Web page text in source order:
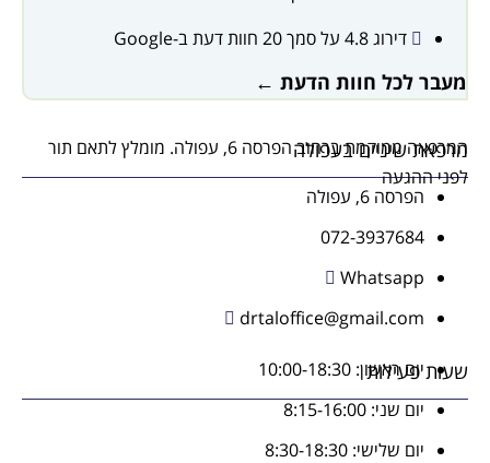
דירוג 4.8 על סמך 20 חוות דעת ב-Google
לכל חוות הדעת ←
שיניים בעפולה
המרפאה ממוקמת ברחוב הפרסה 6, עפולה. מומלץ לתאם תור
ההגעה
הפרסה 6, עפולה
072-3937684
Whatsapp
drtaloffice@gmail.com
פעילות
יום ראשון: 10:00-18:30
יום שני: 8:15-16:00
יום שלישי: 8:30-18:30